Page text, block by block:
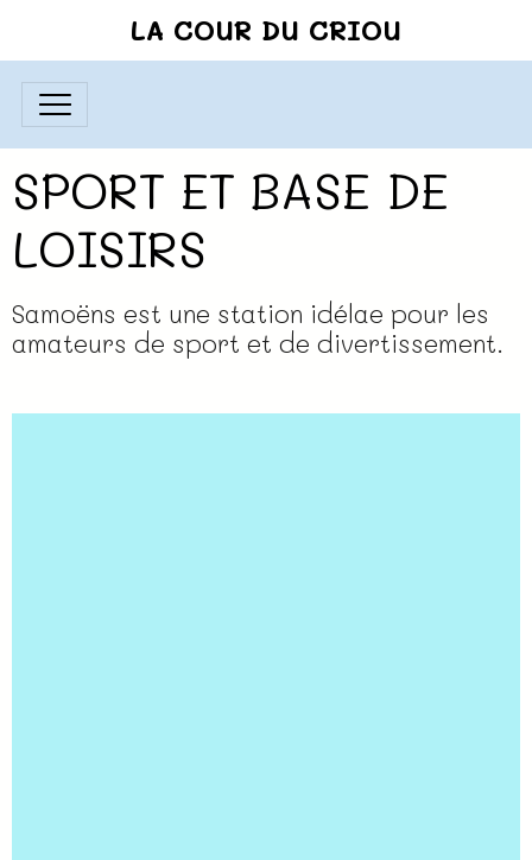
LA COUR DU CRIOU
SPORT ET BASE DE
LOISIRS
Samoëns est une station idélae pour les
amateurs de sport et de divertissement.